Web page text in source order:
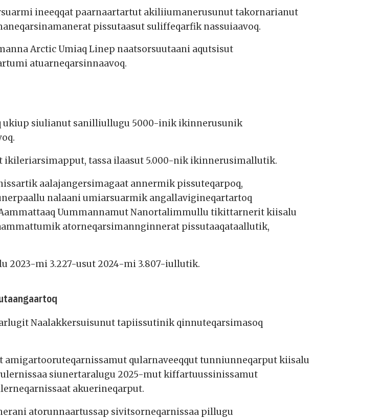
ineeqqat paarnaartartut akiliiumanerusunut takornarianut
pissutaasut suliffeqarfik nassuiaavoq.
Arctic Umiaq Linep naatsorsuutaani aqutsisut
atuarneqarsinnaavoq.
ukiup siulianut sanilliullugu 5000-inik ikinnerusunik
ikileriarsimapput, tassa ilaasut 5.000-nik ikinnerusimallutik.
aalajangersimagaat annermik pissuteqarpoq,
nalaani umiarsuarmik angallavigineqartartoq
Uummannamut Nanortalimmullu tikittarnerit kiisalu
atorneqarsimannginnerat pissutaaqataallutik,
2023-mi 3.227-usut 2024-mi 3.807-iullutik.
Naalakkersuisunut tapiissutinik qinnuteqarsimasoq
qularnaveeqqut tunniunneqarput kiisalu
siunertaralugu 2025-mut kiffartuussinissamut
akuerineqarput.
atorunnaartussap sivitsorneqarnissaa pillugu